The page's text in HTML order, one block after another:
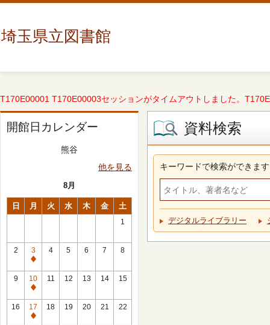
埼玉県立図書館
T170E00001 T170E00003セッションがタイムアウトしました。
開館日カレンダー
熊谷
他を見る
8月
日 月 火 水 木 金 土
1
2
3
休
館
日
4 5 6 7 8
9
10
休
館
日
11 12 13 14 15
16
17
休
18 19 20 21 22
資料検索
キーワードで検索ができます
デジタルライブラリー